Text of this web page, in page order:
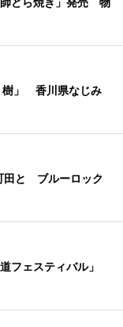
樹」 香川県なじみ
田と ブルーロック
フェスティバル」